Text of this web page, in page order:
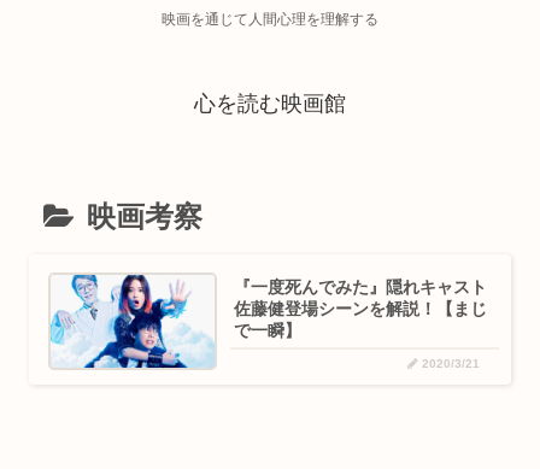
映画を通じて人間心理を理解する
心を読む映画館
映画考察
『一度死んでみた』隠れキャスト
佐藤健登場シーンを解説！【まじ
で一瞬】
2020/3/21